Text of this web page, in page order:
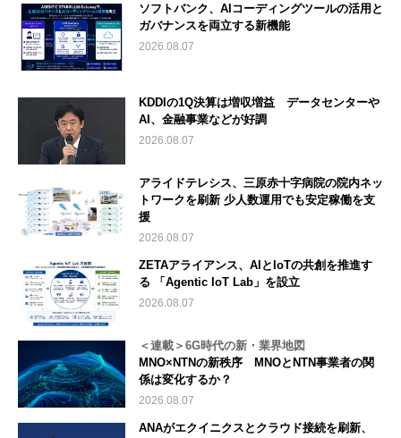
ソフトバンク、AIコーディングツールの活用と
ガバナンスを両立する新機能
2026.08.07
KDDIの1Q決算は増収増益 データセンターや
AI、金融事業などが好調
2026.08.07
アライドテレシス、三原赤十字病院の院内ネッ
トワークを刷新 少人数運用でも安定稼働を支
援
2026.08.07
ZETAアライアンス、AIとIoTの共創を推進す
る 「Agentic IoT Lab」を設立
2026.08.07
＜連載＞6G時代の新・業界地図
MNO×NTNの新秩序 MNOとNTN事業者の関
係は変化するか？
2026.08.07
ANAがエクイニクスとクラウド接続を刷新、